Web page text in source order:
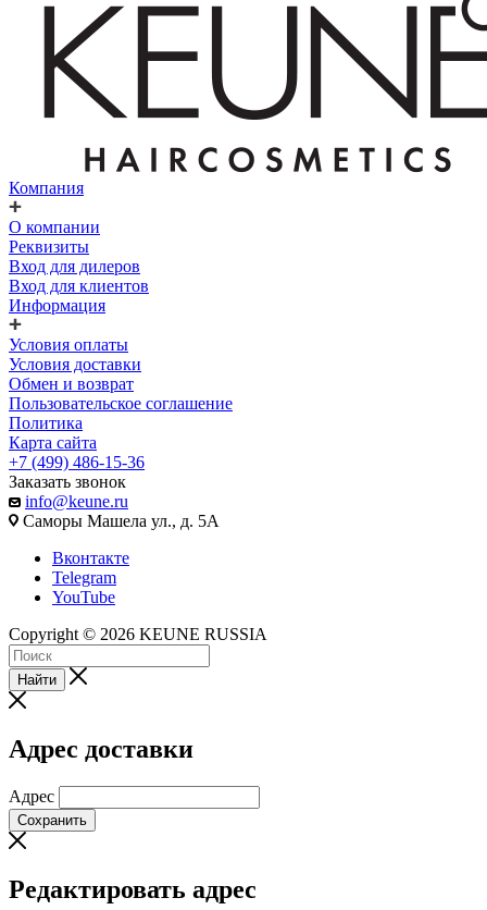
Компания
О компании
Реквизиты
Вход для дилеров
Вход для клиентов
Информация
Условия оплаты
Условия доставки
Обмен и возврат
Пользовательское соглашение
Политика
Карта сайта
+7 (499) 486-15-36
Заказать звонок
info@keune.ru
Саморы Машела ул., д. 5А
Вконтакте
Telegram
YouTube
Copyright © 2026 KEUNE RUSSIA
Найти
Адрес доставки
Адрес
Сохранить
Редактировать адрес